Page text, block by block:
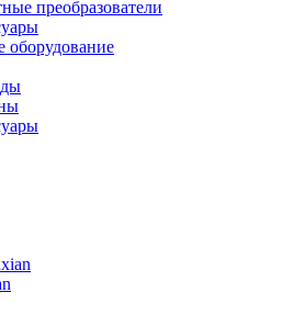
преобразователи
оборудование